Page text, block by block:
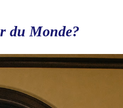
du Monde?